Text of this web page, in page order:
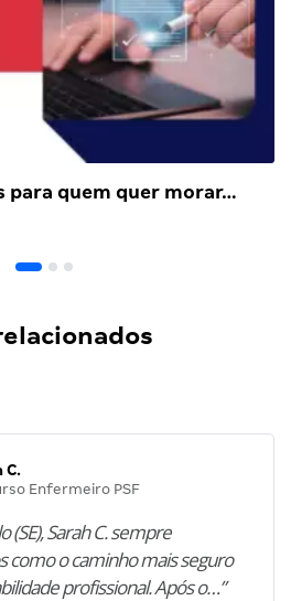
para quem quer morar…
C.
Enfermeiro PSF
(SE), Sarah C. sempre
como o caminho mais seguro
profissional. Após o…”